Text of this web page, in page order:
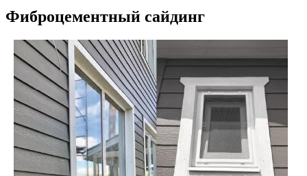
Фиброцементный сайдинг